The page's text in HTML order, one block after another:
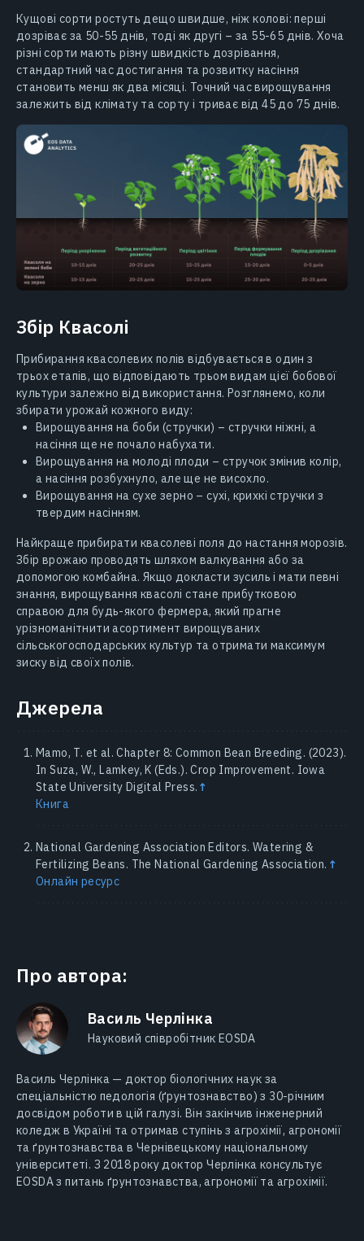
Кущові сорти ростуть дещо швидше, ніж колові: перші
дозріває за 50-55 днів, тоді як другі – за 55-65 днів. Хоча
різні сорти мають різну швидкість дозрівання,
стандартний час достигання та розвитку насіння
становить менш як два місяці. Точний час вирощування
залежить від клімату та сорту і триває від 45 до 75 днів.
Збір Квасолі
Прибирання квасолевих полів відбувається в один з
трьох етапів, що відповідають трьом видам цієї бобової
культури залежно від використання. Розглянемо, коли
збирати урожай кожного виду:
Вирощування на боби (стручки) – стручки ніжні, а
насіння ще не почало набухати.
Вирощування на молоді плоди – стручок змінив колір,
а насіння розбухнуло, але ще не висохло.
Вирощування на сухе зерно – сухі, крихкі стручки з
твердим насінням.
Найкраще прибирати квасолеві поля до настання морозів.
Збір врожаю проводять шляхом валкування або за
допомогою комбайна. Якщо докласти зусиль і мати певні
знання, вирощування квасолі стане прибутковою
справою для будь-якого фермера, який прагне
урізноманітнити асортимент вирощуваних
сільськогосподарських культур та отримати максимум
зиску від своїх полів.
Джерела
Mamo, T. et al. Chapter 8: Common Bean Breeding. (2023).
In Suza, W., Lamkey, K (Eds.). Crop Improvement. Iowa
State University Digital Press. ↑
Книга
National Gardening Association Editors. Watering &
Fertilizing Beans. The National Gardening Association. ↑
Онлайн ресурс
Про автора:
Василь Черлінка
Науковий співробітник EOSDA
Василь Черлінка — доктор біологічних наук за
спеціальністю педологія (ґрунтознавство) з 30-річним
досвідом роботи в цій галузі. Він закінчив інженерний
коледж в Україні та отримав ступінь з агрохімії, агрономії
та ґрунтознавства в Чернівецькому національному
університеті. З 2018 року доктор Черлінка консультує
EOSDA з питань ґрунтознавства, агрономії та агрохімії.